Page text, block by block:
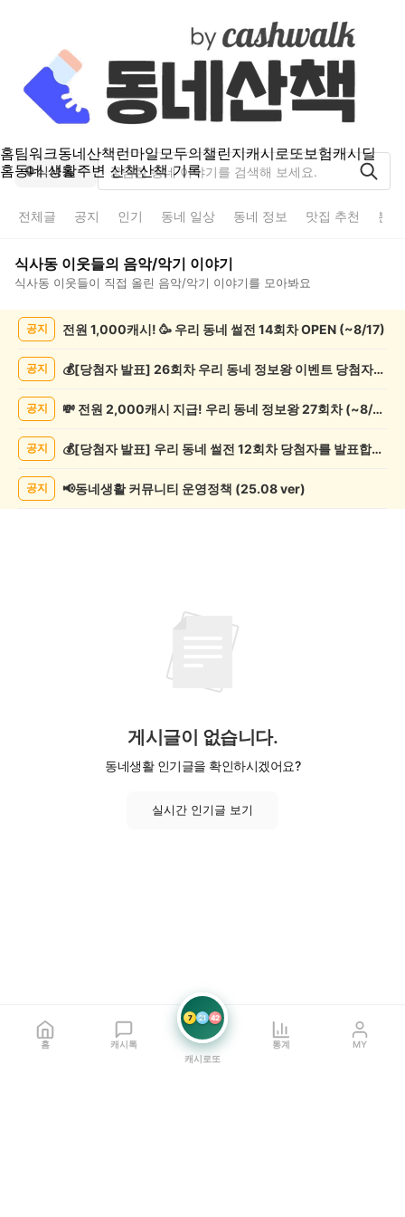
홈팀워크동네산책런마일모두의챌린지캐시로또보험캐시딜
홈동네 생활주변 산책산책 기록
식사동
전체글 공지 인기 동네 일상 동네 정보 맛집 추천 분
식사동 이웃들의 음악/악기 이야기
식사동 이웃들이 직접 올린 음악/악기 이야기를 모아봐요
록
공지 전원 1,000캐시! 🥳 우리 동네 썰전 14회차 OPEN (~8/17)
공지 💰[당첨자 발표] 26회차 우리 동네 정보왕 이벤트 당첨자를 발표합니다!
공지 💸 전원 2,000캐시 지급! 우리 동네 정보왕 27회차 (~8/10)
공지 💰[당첨자 발표] 우리 동네 썰전 12회차 당첨자를 발표합니다!
공지 📢동네생활 커뮤니티 운영정책 (25.08 ver)
게시글이 없습니다.
동네생활 인기글을 확인하시겠어요?
실시간 인기글 보기
홈 캐시톡
7 21 42
캐시로또
통계 MY